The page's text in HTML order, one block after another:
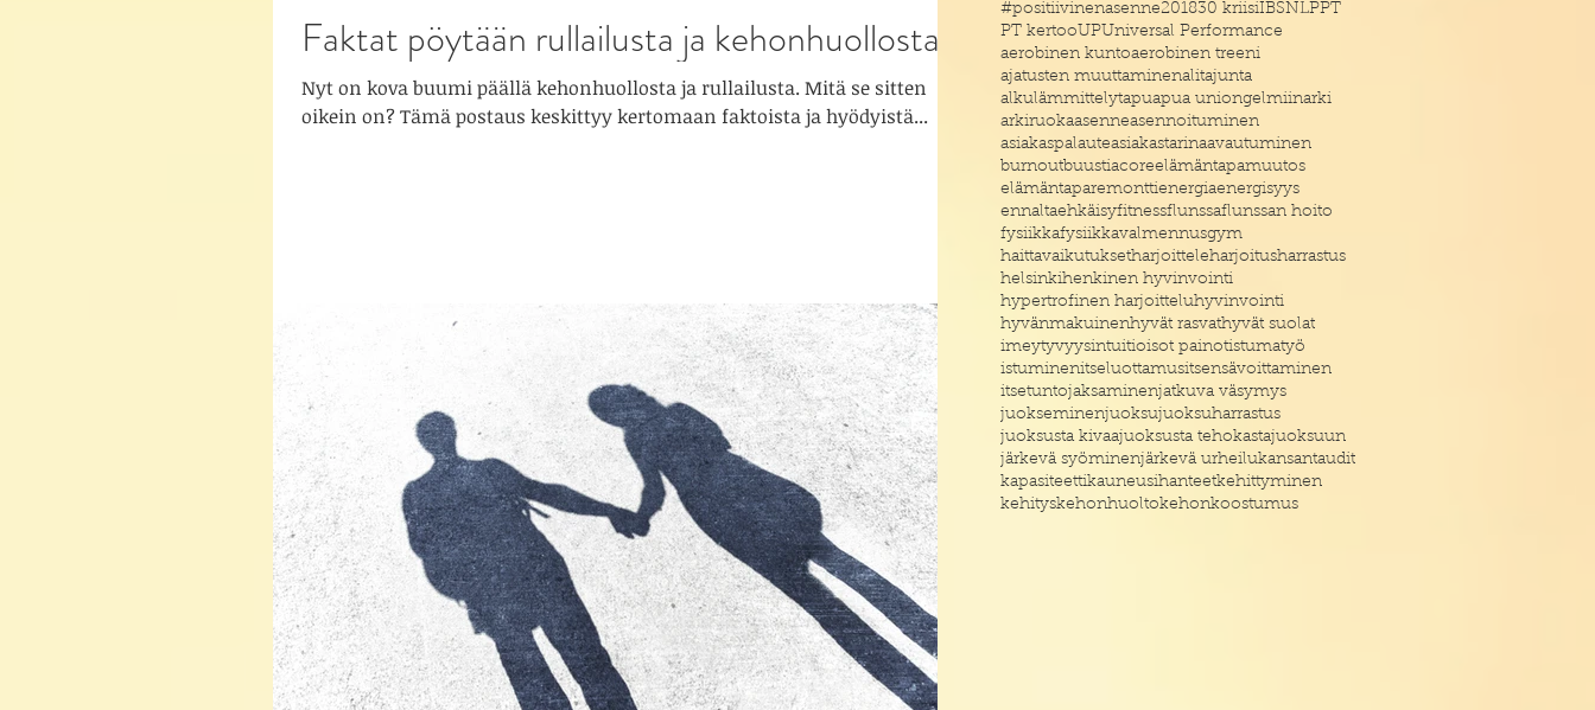
#positiivinenasenne201830 kriisiIBSNLPPT
PT kertooUPUniversal Performance
aerobinen kuntoaerobinen treeni
ajatusten muuttaminenalitajunta
alkulämmittelytapuapua uniongelmiinarki
arkiruokaasenneasennoituminen
asiakaspalauteasiakastarinaavautuminen
burnoutbuustiacoreelämäntapamuutos
elämäntaparemonttienergiaenergisyys
ennaltaehkäisyfitnessflunssaflunssan hoito
fysiikkafysiikkavalmennusgym
haittavaikutuksetharjoitteleharjoitusharrastus
helsinkihenkinen hyvinvointi
hypertrofinen harjoitteluhyvinvointi
hyvänmakuinenhyvät rasvathyvät suolat
imeytyvyysintuitioisot painotistumatyö
istuminenitseluottamusitsensävoittaminen
itsetuntojaksaminenjatkuva väsymys
juokseminenjuoksujuoksuharrastus
juoksusta kivaajuoksusta tehokastajuoksuun
järkevä syöminenjärkevä urheilukansantaudit
kapasiteettikauneusihanteetkehittyminen
kehityskehonhuoltokehonkoostumus
Faktat pöytään rullailusta ja kehonhuollosta
Nyt on kova buumi päällä kehonhuollosta ja rullailusta. Mitä se sitten
oikein on? Tämä postaus keskittyy kertomaan faktoista ja hyödyistä...